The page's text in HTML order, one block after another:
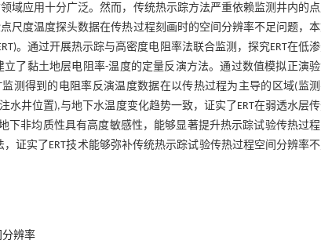
域应用十分广泛。然而，传统热示踪方法严重依赖监测井内的
尺度温度探头数据在传热过程刻画时的空间分辨率不足问题，
。通过开展热示踪与高密度电阻率法联合监测，探究ERT在低
了黏土地层电阻率-温度的定量反演方法。通过数值模拟正演验
测得到的电阻率反演温度数据在以传热过程为主导的区域(监
井位置),与地下水温度变化趋势一致，证实了ERT在弱透水层
下非均质性具有高度敏感性，能够显著提升热示踪试验传热过
证实了ERT技术能够弥补传统热示踪试验传热过程空间分辨率
分辨率